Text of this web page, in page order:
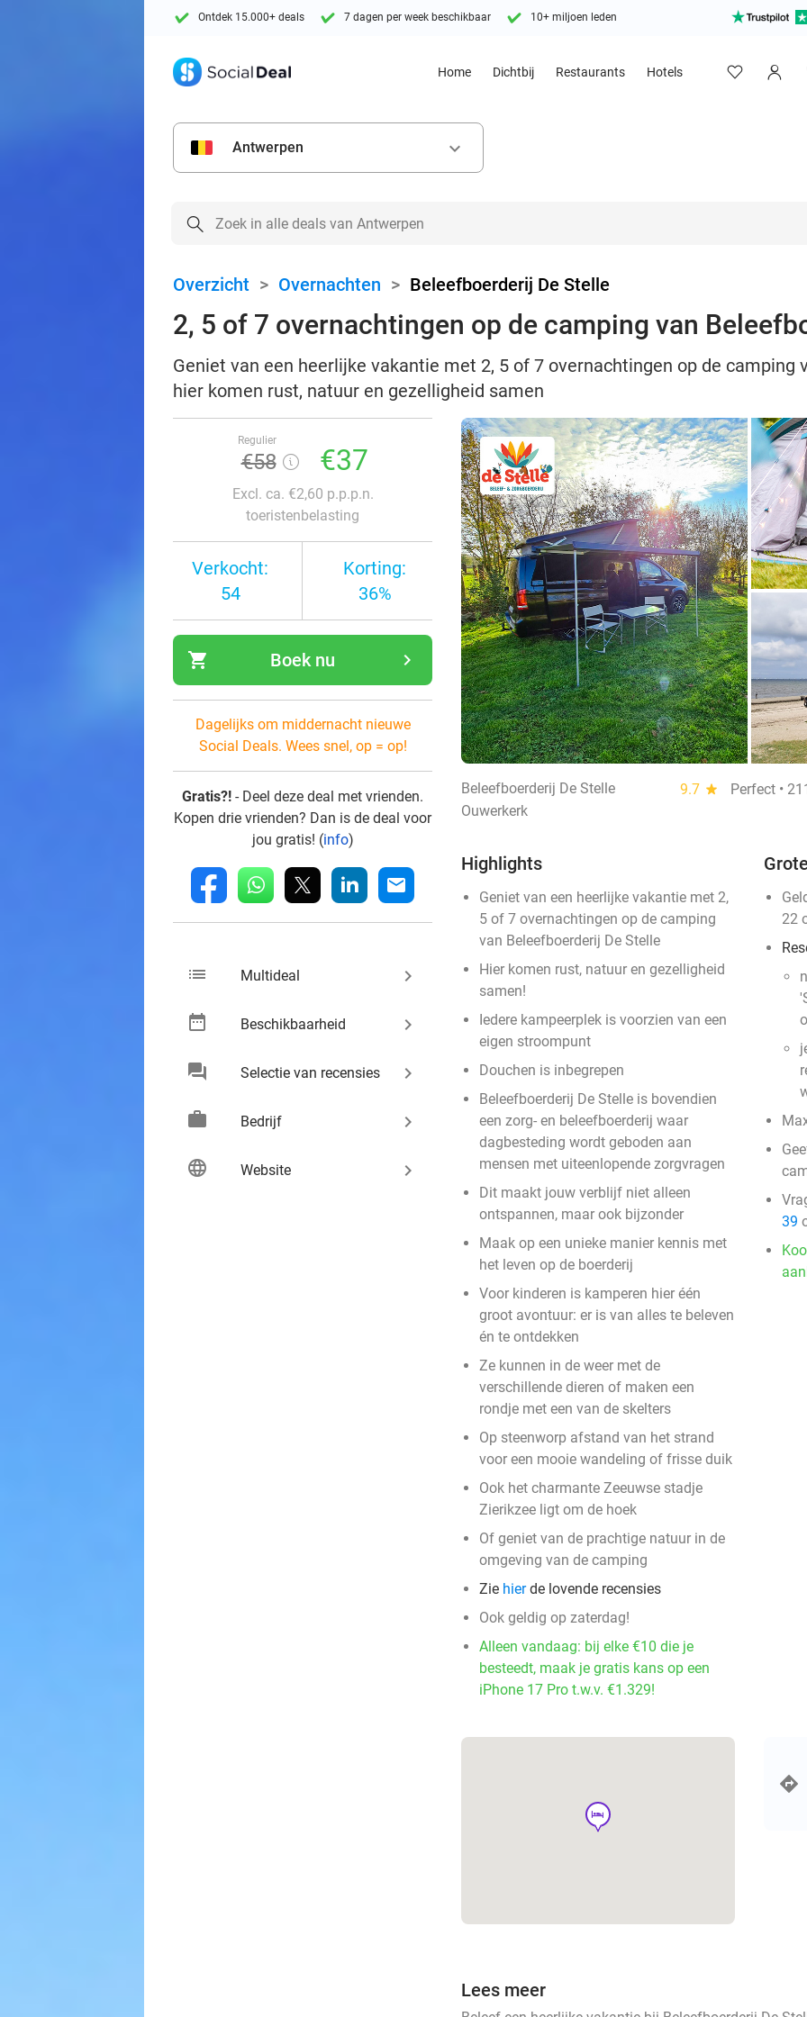
Ontdek 15.000+ deals 7 dagen per week beschikbaar 10+ miljoen leden
Home Dichtbij Restaurants Hotels
Antwerpen keyboard_arrow_down
Overzicht > Overnachten > Beleefboerderij De Stelle
2, 5 of 7 overnachtingen op de camping van
Geniet van een heerlijke vakantie met 2, 5 of 7 overnachtingen op de camping
hier komen rust, natuur en gezelligheid samen
Regulier
€58 €37
Excl. ca. €2,60 p.p.p.n.
toeristenbelasting
Verkocht:
54
Korting:
36%
shopping_cart navigate_next
Boek nu
Dagelijks om middernacht nieuwe
Social Deals. Wees snel, op = op!
Gratis?! - Deel deze deal met vrienden.
Kopen drie vrienden? Dan is de deal voor
jou gratis! (info)
fb whatsapp linkedin mail
list Multideal keyboard_arrow_right
date_range Beschikbaarheid keyboard_arrow_right
chat Selectie van recensies keyboard_arrow_right
work Bedrijf keyboard_arrow_right
language Website keyboard_arrow_right
Beleefboerderij De Stelle 9.7 star
Perfect •
Ouwerkerk
Highlights
Geniet van een heerlijke vakantie met 2,
5 of 7 overnachtingen op de camping
van Beleefboerderij De Stelle
Hier komen rust, natuur en gezelligheid
samen!
Iedere kampeerplek is voorzien van een
eigen stroompunt
Douchen is inbegrepen
Beleefboerderij De Stelle is bovendien
een zorg- en beleefboerderij waar
dagbesteding wordt geboden aan
mensen met uiteenlopende zorgvragen
Dit maakt jouw verblijf niet alleen
ontspannen, maar ook bijzonder
Maak op een unieke manier kennis met
het leven op de boerderij
Voor kinderen is kamperen hier één
groot avontuur: er is van alles te beleven
én te ontdekken
Ze kunnen in de weer met de
verschillende dieren of maken een
rondje met een van de skelters
Op steenworp afstand van het strand
voor een mooie wandeling of frisse duik
Ook het charmante Zeeuwse stadje
Zierikzee ligt om de hoek
Of geniet van de prachtige natuur in de
omgeving van de camping
Zie hierde lovende recensies
Ook geldig op zaterdag!
Alleen vandaag: bij elke €10 die je
besteedt, maak je gratis kans op een
iPhone 17 Pro t.w.v. €1.329!
22
39
hotel
Lees meer